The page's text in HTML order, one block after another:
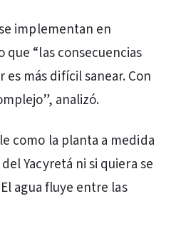
implementan en
“las consecuencias
más difícil sanear. Con
analizó.
como la planta a medida
Yacyretá ni si quiera se
agua fluye entre las